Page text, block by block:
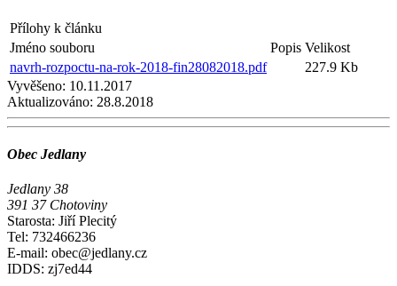
Přílohy k článku
Jméno souboru
Popis Velikost
navrh-rozpoctu-na-rok-2018-fin28082018.pdf
227.9 Kb
Vyvěšeno: 10.11.2017
Aktualizováno: 28.8.2018
Obec Jedlany
Jedlany 38
391 37 Chotoviny
Starosta: Jiří Plecitý
Tel: 732466236
E-mail: obec@jedlany.cz
IDDS: zj7ed44